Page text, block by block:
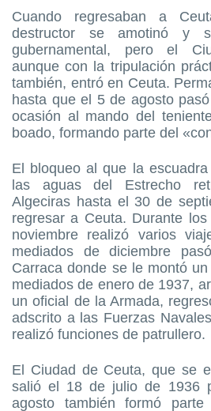
Cuando regresaban a
destructor se amotinó y
gubernamental, pero el
aunque con la tripulación
también, entró en Ceuta.
hasta que el 5 de agosto
ocasión al mando del
boado, formando parte del
El bloqueo al que la
las aguas del Estrecho
Algeciras hasta el 30 de
regresar a Ceuta. Durante
noviembre realizó varios
mediados de diciembre
Carraca donde se le montó
mediados de enero de 1937,
un oficial de la Armada,
adscrito a las Fuerzas
realizó funciones de patrullero.
El Ciudad de Ceuta, que se
salió el 18 de julio de 1936
agosto también formó